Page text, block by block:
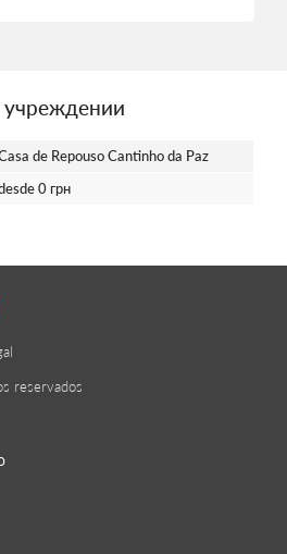
de Repouso Cantinho da Paz
0 грн
reservados